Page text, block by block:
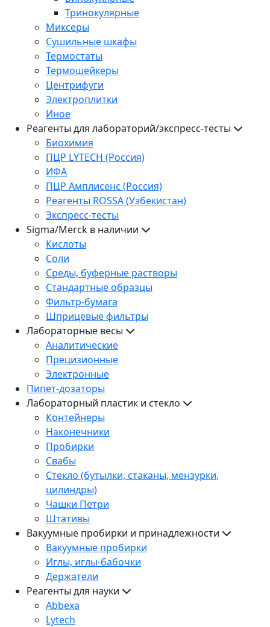
Тринокулярные
Миксеры
Сушильные шкафы
Термостаты
Термошейкеры
Центрифуги
Электроплитки
Иное
Реагенты для лабораторий/экспресс-тесты
Биохимия
ПЦР LYTECH (Россия)
ИФА
ПЦР Амплисенс (Россия)
Реагенты ROSSA (Узбекистан)
Экспресс-тесты
Sigma/Merck в наличии
Кислоты
Соли
Среды, буферные растворы
Стандартные образцы
Фильтр-бумага
Шприцевые фильтры
Лабораторные весы
Аналитические
Прецизионные
Электронные
Пипет-дозаторы
Лабораторный пластик и стекло
Контейнеры
Наконечники
Пробирки
Свабы
Стекло (бутылки, стаканы, мензурки,
цилиндры)
Чашки Петри
Штативы
Вакуумные пробирки и принадлежности
Вакуумные пробирки
Иглы, иглы-бабочки
Держатели
Реагенты для науки
Abbexa
Lytech